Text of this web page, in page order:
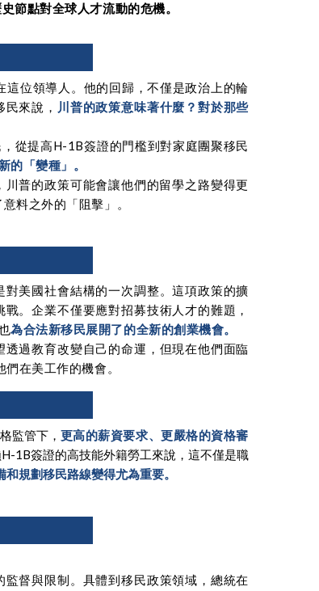
節點對全球人才流動的危機。
位領導人。他的回歸，不僅是政治上的輪
來說， 川普的政策意味著什麼？對於那些
從提高H-1B簽證的門檻到對家庭團聚移民
的「變種」。
川普的政策可能會讓他們的留學之路變得更
料之外的「阻擊」。
美國社會結構的一次調整。這項政策的擴
。企業不僅要應對招募技術人才的難題，
為合法新移民展開了的全新的創業機會。
過教育改變自己的命運，但現在他們面臨
在美工作的機會。
監管下， 更高的薪資要求、更嚴格的資格審
1B簽證的高技能外籍勞工來說，這不僅是職
規劃移民路線變得尤為重要。
督與限制。具體到移民政策領域，總統在